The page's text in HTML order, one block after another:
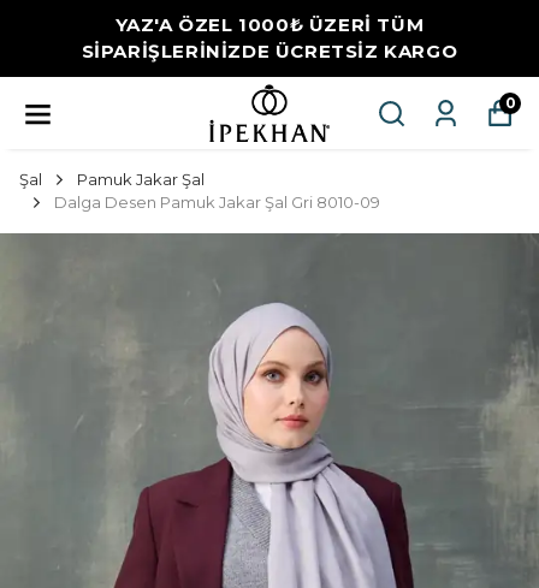
YAZ'A ÖZEL 1000₺ ÜZERİ TÜM
SİPARİŞLERİNİZDE ÜCRETSİZ KARGO
0
Şal
Pamuk Jakar Şal
Dalga Desen Pamuk Jakar Şal Gri 8010-09